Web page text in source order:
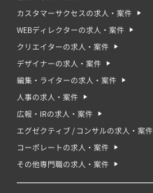
カスタマーサクセスの求人・案件
WEBディレクターの求人・案件
クリエイターの求人・案件
デザイナーの求人・案件
編集・ライターの求人・案件
人事の求人・案件
広報・IRの求人・案件
エグゼクティブ / コンサルの求人・案件
コーポレートの求人・案件
その他専門職の求人・案件